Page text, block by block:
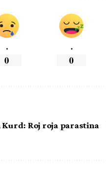
.
0
.
0
Roj roja parastina